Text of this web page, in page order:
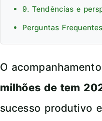
9. Tendências e
Perguntas
O
milhões de tem
sucesso produtivo